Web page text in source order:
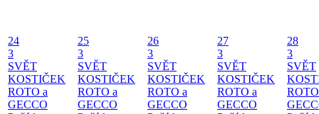
24
3
SVĚT
KOSTIČEK
ROTO a
GECCO
25
3
SVĚT
KOSTIČEK
ROTO a
GECCO
26
3
SVĚT
KOSTIČEK
ROTO a
GECCO
27
3
SVĚT
KOSTIČEK
ROTO a
GECCO
28
3
SVĚT